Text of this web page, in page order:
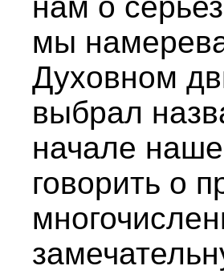
мы
Духовном
выбрал
начале
говорить о